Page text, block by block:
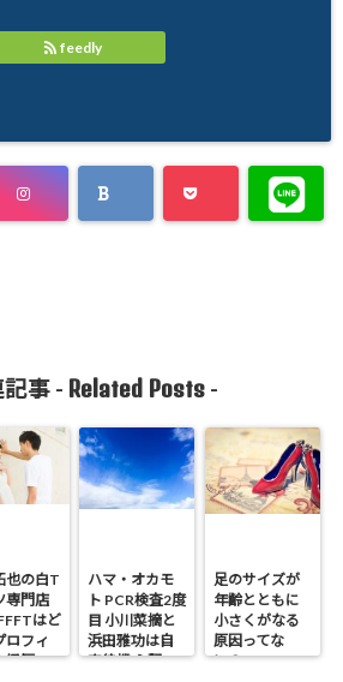
feedly
事 - Related Posts-
也の白T
専門店
はど
ロフィ
経歴
ハマ・オカモ
ト PCR検査2度
目 小川菜摘と
浜田雅功は自
宅待機 心配の
足のサイズが
年齢とともに
小さくがなる
原因ってな
に？